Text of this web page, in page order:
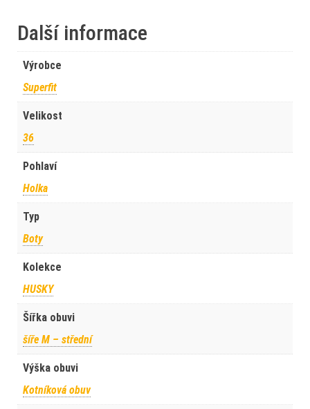
Další informace
Výrobce
Superfit
Velikost
36
Pohlaví
Holka
Typ
Boty
Kolekce
HUSKY
Šířka obuvi
šíře M – střední
Výška obuvi
Kotníková obuv